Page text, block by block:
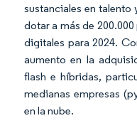
sustanciales en
dotar a más de
digitales para 2024.
aumento en la
flash e híbridas,
medianas empresas
en la nube.